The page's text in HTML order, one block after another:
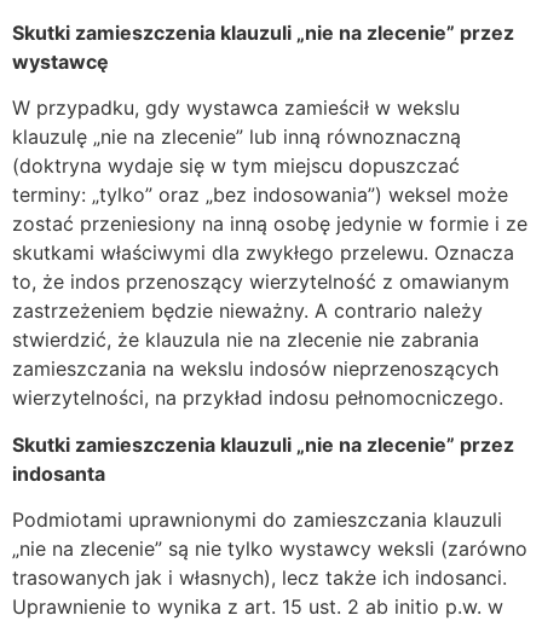
Skutki zamieszczenia klauzuli „nie na zlecenie” przez
wystawcę
W przypadku, gdy wystawca zamieścił w wekslu
klauzulę „nie na zlecenie” lub inną równoznaczną
(doktryna wydaje się w tym miejscu dopuszczać
terminy: „tylko” oraz „bez indosowania”) weksel może
zostać przeniesiony na inną osobę jedynie w formie i ze
skutkami właściwymi dla zwykłego przelewu. Oznacza
to, że indos przenoszący wierzytelność z omawianym
zastrzeżeniem będzie nieważny. A contrario należy
stwierdzić, że klauzula nie na zlecenie nie zabrania
zamieszczania na wekslu indosów nieprzenoszących
wierzytelności, na przykład indosu pełnomocniczego.
Skutki zamieszczenia klauzuli „nie na zlecenie” przez
indosanta
Podmiotami uprawnionymi do zamieszczania klauzuli
„nie na zlecenie” są nie tylko wystawcy weksli (zarówno
trasowanych jak i własnych), lecz także ich indosanci.
Uprawnienie to wynika z art. 15 ust. 2 ab initio p.w. w